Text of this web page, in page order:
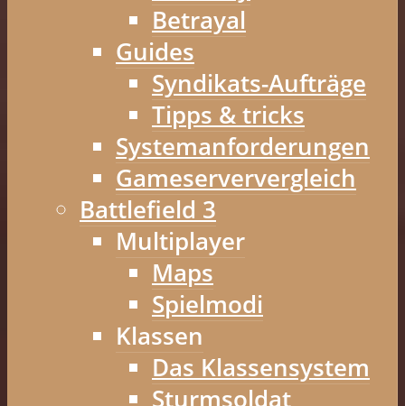
Betrayal
Guides
Syndikats-Aufträge
Tipps & tricks
Systemanforderungen
Gameserververgleich
Battlefield 3
Multiplayer
Maps
Spielmodi
Klassen
Das Klassensystem
Sturmsoldat